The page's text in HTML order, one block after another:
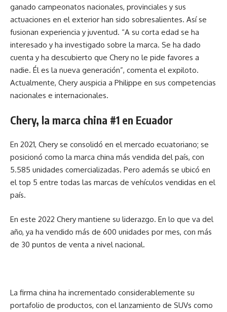
ganado campeonatos nacionales, provinciales y sus
actuaciones en el exterior han sido sobresalientes. Así se
fusionan experiencia y juventud. “A su corta edad se ha
interesado y ha investigado sobre la marca. Se ha dado
cuenta y ha descubierto que Chery no le pide favores a
nadie. Él es la nueva generación”, comenta el expiloto.
Actualmente, Chery auspicia a Philippe en sus competencias
nacionales e internacionales.
Chery, la marca china #1 en Ecuador
En 2021, Chery se consolidó en el mercado ecuatoriano; se
posicionó como la marca china más vendida del país, con
5.585 unidades comercializadas. Pero además se ubicó en
el top 5 entre todas las marcas de vehículos vendidas en el
país.
En este 2022 Chery mantiene su liderazgo. En lo que va del
año, ya ha vendido más de 600 unidades por mes, con más
de 30 puntos de venta a nivel nacional.
La firma china ha incrementado considerablemente su
portafolio de productos, con el lanzamiento de SUVs como